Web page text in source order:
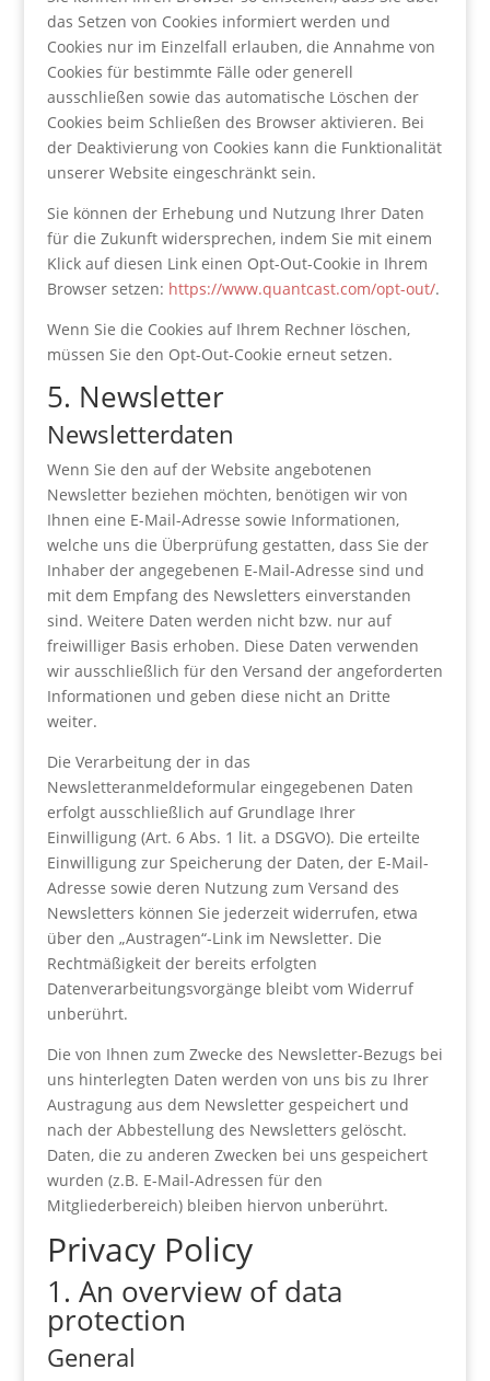
das Setzen von Cookies informiert werden und
Cookies nur im Einzelfall erlauben, die Annahme von
Cookies für bestimmte Fälle oder generell
ausschließen sowie das automatische Löschen der
Cookies beim Schließen des Browser aktivieren. Bei
der Deaktivierung von Cookies kann die Funktionalität
unserer Website eingeschränkt sein.
Sie können der Erhebung und Nutzung Ihrer Daten
für die Zukunft widersprechen, indem Sie mit einem
Klick auf diesen Link einen Opt-Out-Cookie in Ihrem
Browser setzen: https://www.quantcast.com/opt-out/.
Wenn Sie die Cookies auf Ihrem Rechner löschen,
müssen Sie den Opt-Out-Cookie erneut setzen.
5. Newsletter
Newsletterdaten
Wenn Sie den auf der Website angebotenen
Newsletter beziehen möchten, benötigen wir von
Ihnen eine E-Mail-Adresse sowie Informationen,
welche uns die Überprüfung gestatten, dass Sie der
Inhaber der angegebenen E-Mail-Adresse sind und
mit dem Empfang des Newsletters einverstanden
sind. Weitere Daten werden nicht bzw. nur auf
freiwilliger Basis erhoben. Diese Daten verwenden
wir ausschließlich für den Versand der angeforderten
Informationen und geben diese nicht an Dritte
weiter.
Die Verarbeitung der in das
Newsletteranmeldeformular eingegebenen Daten
erfolgt ausschließlich auf Grundlage Ihrer
Einwilligung (Art. 6 Abs. 1 lit. a DSGVO). Die erteilte
Einwilligung zur Speicherung der Daten, der E-Mail-
Adresse sowie deren Nutzung zum Versand des
Newsletters können Sie jederzeit widerrufen, etwa
über den „Austragen“-Link im Newsletter. Die
Rechtmäßigkeit der bereits erfolgten
Datenverarbeitungsvorgänge bleibt vom Widerruf
unberührt.
Die von Ihnen zum Zwecke des Newsletter-Bezugs bei
uns hinterlegten Daten werden von uns bis zu Ihrer
Austragung aus dem Newsletter gespeichert und
nach der Abbestellung des Newsletters gelöscht.
Daten, die zu anderen Zwecken bei uns gespeichert
wurden (z.B. E-Mail-Adressen für den
Mitgliederbereich) bleiben hiervon unberührt.
Privacy Policy
1. An overview of data
protection
General